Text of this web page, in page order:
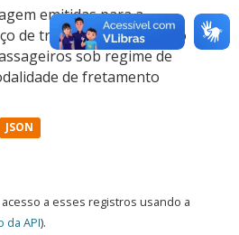
emitidas para a
de transporte rodoviário
sob regime de
de fretamento
JSON
a esses registros usando a
da API).